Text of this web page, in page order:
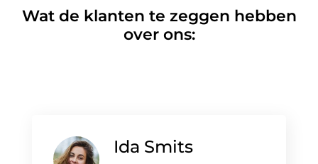
Wat de klanten te zeggen hebben
over ons:
Ida Smits